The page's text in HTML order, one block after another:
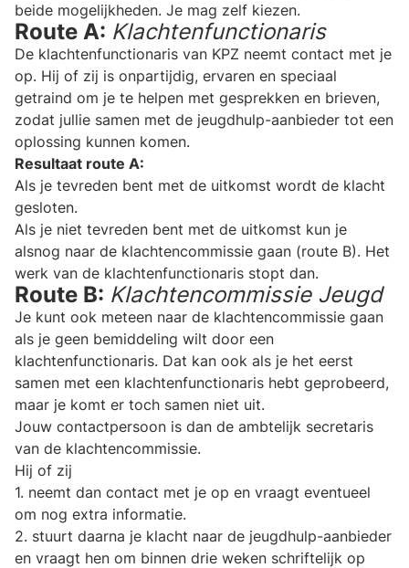
beide mogelijkheden. Je mag zelf kiezen.
Route A: Klachtenfunctionaris
De klachtenfunctionaris van KPZ neemt contact met je
op. Hij of zij is onpartijdig, ervaren en speciaal
getraind om je te helpen met gesprekken en brieven,
zodat jullie samen met de jeugdhulp-aanbieder tot een
oplossing kunnen komen.
Resultaat route A:
Als je tevreden bent met de uitkomst wordt de klacht
gesloten.
Als je niet tevreden bent met de uitkomst kun je
alsnog naar de klachtencommissie gaan (route B). Het
werk van de klachtenfunctionaris stopt dan.
Route B: Klachtencommissie Jeugd
Je kunt ook meteen naar de klachtencommissie gaan
als je geen bemiddeling wilt door een
klachtenfunctionaris. Dat kan ook als je het eerst
samen met een klachtenfunctionaris hebt geprobeerd,
maar je komt er toch samen niet uit.
Jouw contactpersoon is dan de ambtelijk secretaris
van de klachtencommissie.
Hij of zij
1. neemt dan contact met je op en vraagt eventueel
om nog extra informatie.
2. stuurt daarna je klacht naar de jeugdhulp-aanbieder
en vraagt hen om binnen drie weken schriftelijk op